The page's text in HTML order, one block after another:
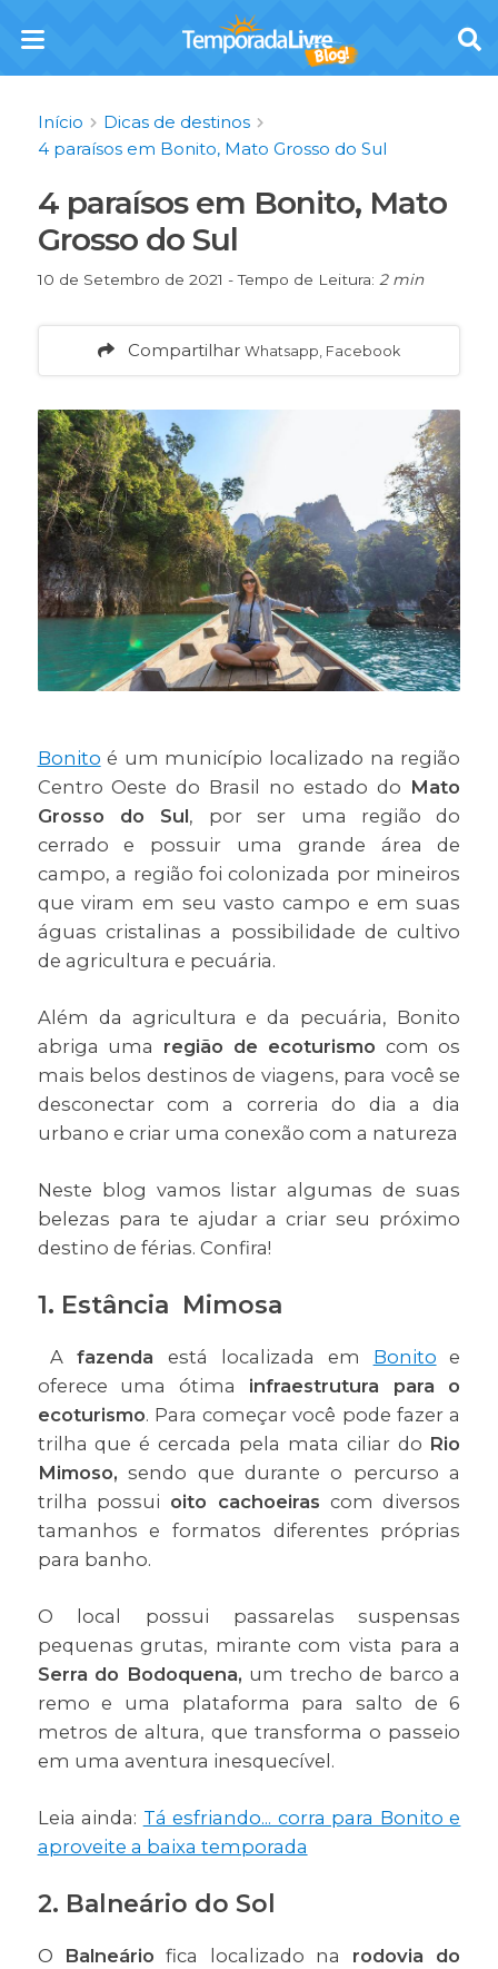
Início
Dicas de destinos
4 paraísos em Bonito, Mato Grosso do Sul
4 paraísos em Bonito, Mato
Grosso do Sul
10 de Setembro de 2021 - Tempo de Leitura: 2 min
Compartilhar Whatsapp, Facebook
Bonito é um município localizado na região
Centro Oeste do Brasil no estado do Mato
Grosso do Sul, por ser uma região do
cerrado e possuir uma grande área de
campo, a região foi colonizada por mineiros
que viram em seu vasto campo e em suas
águas cristalinas a possibilidade de cultivo
de agricultura e pecuária.
Além da agricultura e da pecuária, Bonito
abriga uma região de ecoturismo com os
mais belos destinos de viagens, para você se
desconectar com a correria do dia a dia
urbano e criar uma conexão com a natureza
Neste blog vamos listar algumas de suas
belezas para te ajudar a criar seu próximo
destino de férias. Confira!
1. Estância Mimosa
Afazendaestá localizada em Bonito e
oferece uma ótima infraestrutura para o
ecoturismo. Para começar você pode fazer a
trilha que é cercada pela mata ciliar do Rio
Mimoso, sendo que durante o percurso a
trilha possui oito cachoeiras com diversos
tamanhos e formatos diferentes próprias
para banho.
O local possui passarelas suspensas
pequenas grutas, mirante com vista para a
Serra do Bodoquena, um trecho de barco a
remo e uma plataforma para salto de 6
metros de altura, que transforma o passeio
em uma aventura inesquecível.
Leia ainda: Tá esfriando... corra para Bonito e
aproveite a baixa temporada
2. Balneário do Sol
O Balneário fica localizado na rodovia do